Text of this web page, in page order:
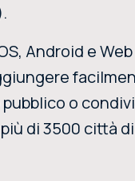
Android e
o
di 3500 città